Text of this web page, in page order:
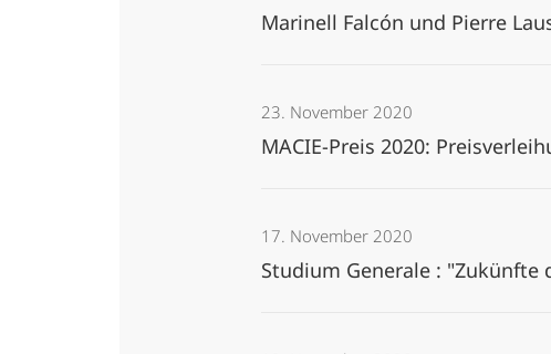
Marinell Falcón und Pierre
23. November 2020
MACIE-Preis 2020:
17. November 2020
Studium Generale : "Zukünfte